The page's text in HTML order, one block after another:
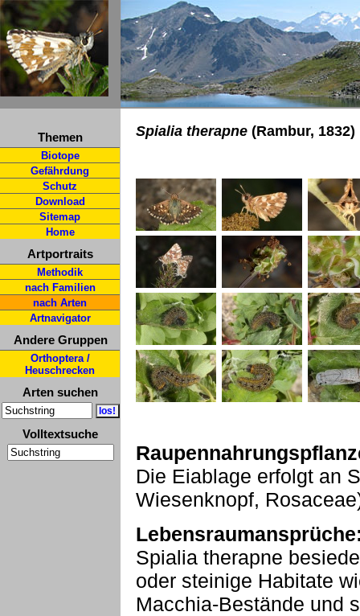
Themen
Biotope
Gefährdung
Schutz
Download
Sitemap
Home
Artportraits
Methodik
nach Familien
nach Arten
Artnavigator
Andere Gruppen
Orthoptera /
Heuschrecken
Arten suchen
Volltextsuche
Spialia therapne (Rambur, 1832)
Die Eiablage erfolgt an
Wiesenknopf,
Spialia therapne
oder steinige Habitate
Macchia-Bestände und